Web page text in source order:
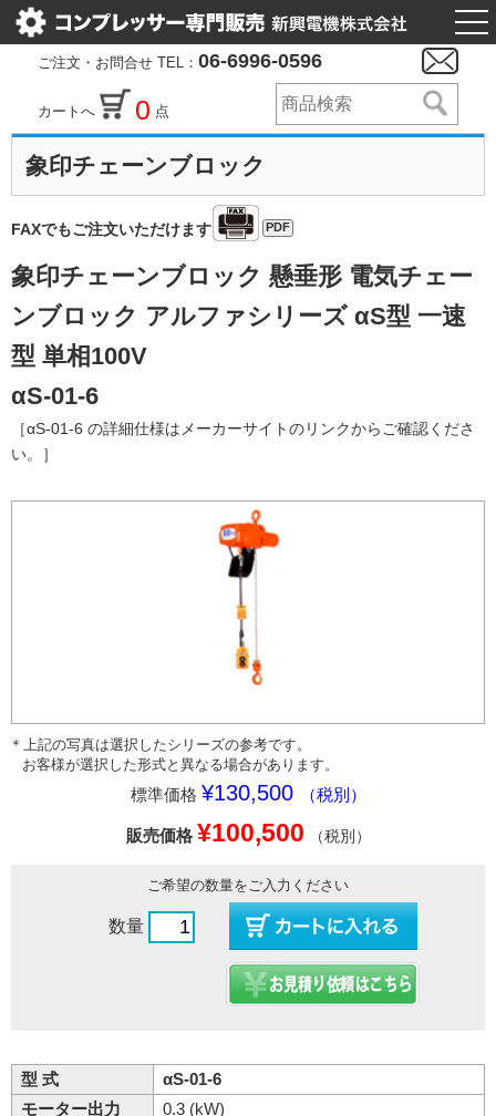
ご注文・お問合せ TEL： 06-6996-0596
カートへ 0 点
象印チェーンブロック
FAXでもご注文いただけます PDF
象印チェーンブロック 懸垂形 電気チェー
ンブロック アルファシリーズ αS型 一速
型 単相100V
αS-01-6
［αS-01-6 の詳細仕様はメーカーサイトのリンクからご確認くださ
い。］
＊上記の写真は選択したシリーズの参考です。
お客様が選択した形式と異なる場合があります。
標準価格 ¥130,500 （税別）
販売価格 ¥100,500 （税別）
ご希望の数量をご入力ください
数量
型 式
αS-01-6
モーター出力
0.3 (kW)